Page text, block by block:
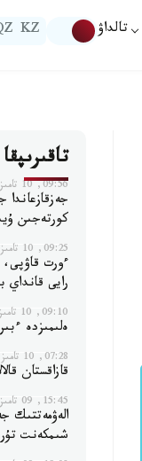
تالداۋ KZ
09:56, 10 تامىز 2026
كورتەجىن
09:25, 10 تامىز 2026
رايى قانداي
09:10, 10 تامىز 2026
ەلىمىزدە ءبىر اپتادا 47
07:28, 10 تامىز 2026
قازاقستان
15:45, 09 تامىز 2026
الەۋمەتتىك
شىمكەنت